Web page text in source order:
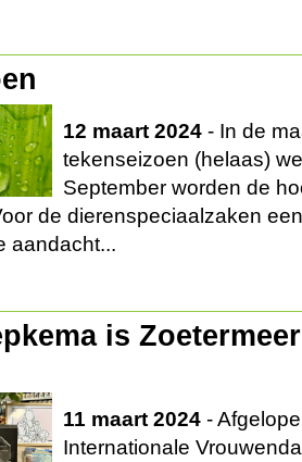
12 maart 2024 - In de
tekenseizoen (helaas)
September worden de
de dierenspeciaalzaken
aandacht...
is
11 maart 2024 -
Internationale